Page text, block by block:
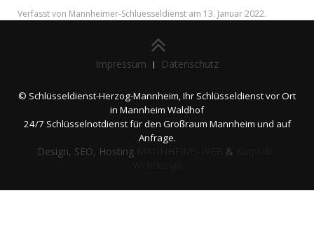
Verfasst von Mannheimer-Schluesseldienst am 13. Januar 2022.
Impressum Datenschutz
© Schlüsseldienst-Herzog-Mannheim, Ihr Schlüsseldienst vor Ort
in Mannheim Waldhof
24/7 Schlüsselnotdienst für den Großraum Mannheim und auf
Anfrage.
Design, SEO, Hosting MANNHEIMS-WEB &
Kurpfalz-
Webdesign